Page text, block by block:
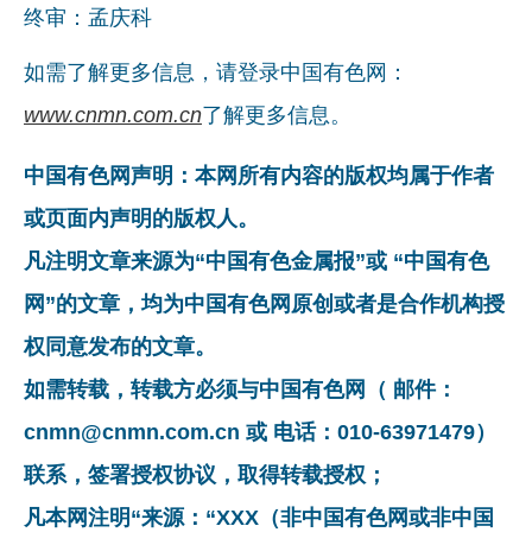
终审：孟庆科
如需了解更多信息，请登录中国有色网：
www.cnmn.com.cn了解更多信息。
中国有色网声明：本网所有内容的版权均属于作者
或页面内声明的版权人。
凡注明文章来源为“中国有色金属报”或 “中国有色
网”的文章，均为中国有色网原创或者是合作机构授
权同意发布的文章。
如需转载，转载方必须与中国有色网（ 邮件：
cnmn@cnmn.com.cn 或 电话：010-63971479）
联系，签署授权协议，取得转载授权；
凡本网注明“来源：“XXX（非中国有色网或非中国